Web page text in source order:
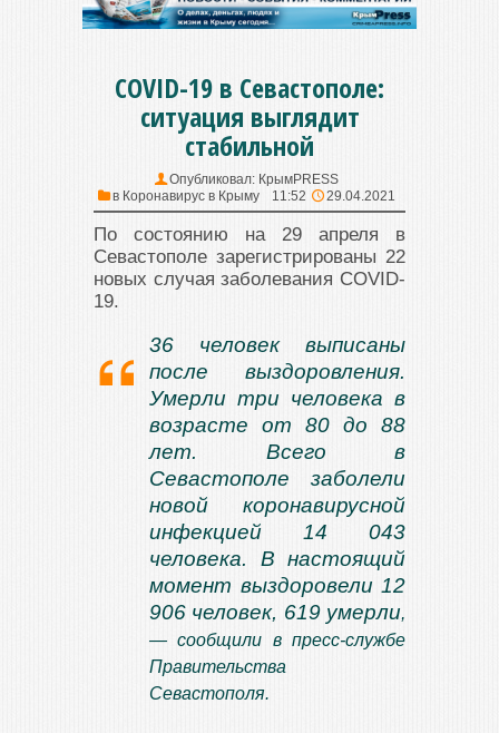
COVID-19 в Севастополе:
ситуация выглядит
стабильной
Опубликовал: КрымPRESS
в Коронавирус в Крыму 11:52 29.04.2021
По состоянию на 29 апреля в
Севастополе зарегистрированы 22
новых случая заболевания COVID-
19.
36 человек выписаны
после выздоровления.
Умерли три человека в
возрасте от 80 до 88
лет. Всего в
Севастополе заболели
новой коронавирусной
инфекцией 14 043
человека. В настоящий
момент выздоровели 12
906 человек, 619 умерли,
— сообщили в пресс-службе
Правительства
Севастополя.